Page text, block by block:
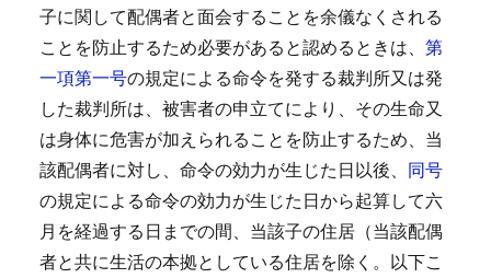
子に関して配偶者と面会することを余儀なくされる
ことを防止するため必要があると認めるときは、 第
一項第一号の規定による命令を発する裁判所又は発
した裁判所は、被害者の申立てにより、その生命又
は身体に危害が加えられることを防止するため、当
該配偶者に対し、命令の効力が生じた日以後、 同号
の規定による命令の効力が生じた日から起算して六
月を経過する日までの間、当該子の住居（当該配偶
者と共に生活の本拠としている住居を除く。以下こ